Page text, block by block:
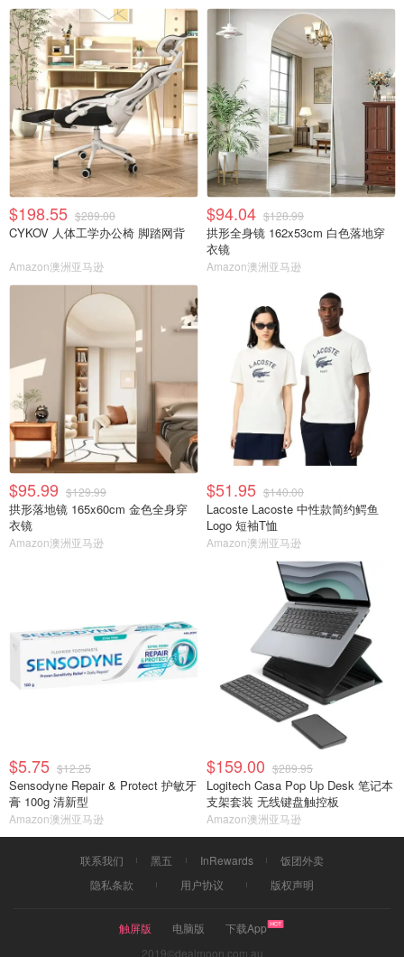
$198.55 $289.00
CYKOV 人体工学办公椅 脚踏网背
Amazon澳洲亚马逊
$94.04 $128.99
拱形全身镜 162x53cm 白色落地穿
衣镜
Amazon澳洲亚马逊
$95.99 $129.99
拱形落地镜 165x60cm 金色全身穿
衣镜
Amazon澳洲亚马逊
$51.95 $140.00
Lacoste Lacoste 中性款简约鳄鱼
Logo 短袖T恤
Amazon澳洲亚马逊
$5.75 $12.25
Sensodyne Repair & Protect 护敏牙
膏 100g 清新型
Amazon澳洲亚马逊
$159.00 $289.95
Logitech Casa Pop Up Desk 笔记本
支架套装 无线键盘触控板
Amazon澳洲亚马逊
联系我们 黑五 InRewards
饭团外卖
隐私条款
用户协议 版权声明
触屏版 电脑版
下载App
2019©dealmoon.com.au